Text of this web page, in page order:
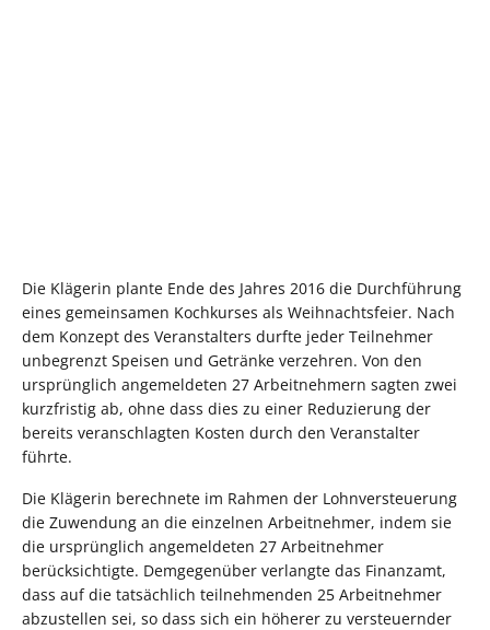
Die Klägerin plante Ende des Jahres 2016 die Durchführung
eines gemeinsamen Kochkurses als Weihnachtsfeier. Nach
dem Konzept des Veranstalters durfte jeder Teilnehmer
unbegrenzt Speisen und Getränke verzehren. Von den
ursprünglich angemeldeten 27 Arbeitnehmern sagten zwei
kurzfristig ab, ohne dass dies zu einer Reduzierung der
bereits veranschlagten Kosten durch den Veranstalter
führte.
Die Klägerin berechnete im Rahmen der Lohnversteuerung
die Zuwendung an die einzelnen Arbeitnehmer, indem sie
die ursprünglich angemeldeten 27 Arbeitnehmer
berücksichtigte. Demgegenüber verlangte das Finanzamt,
dass auf die tatsächlich teilnehmenden 25 Arbeitnehmer
abzustellen sei, so dass sich ein höherer zu versteuernder